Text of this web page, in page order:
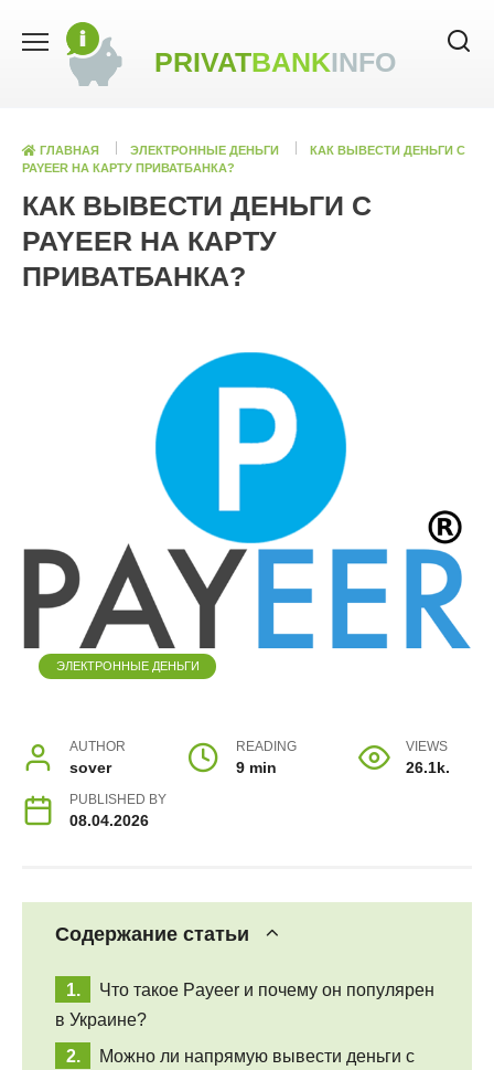
PRIVATBANKINFO
ГЛАВНАЯ ЭЛЕКТРОННЫЕ ДЕНЬГИ
КАК ВЫВЕСТИ ДЕНЬГИ С
PAYEER НА КАРТУ ПРИВАТБАНКА?
КАК ВЫВЕСТИ ДЕНЬГИ С
PAYEER НА КАРТУ
ПРИВАТБАНКА?
ЭЛЕКТРОННЫЕ ДЕНЬГИ
AUTHOR
sover
READING
9 min
VIEWS
26.1k.
PUBLISHED BY
08.04.2026
Содержание статьи
Что такое Payeer и почему он популярен
в Украине?
Можно ли напрямую вывести деньги с